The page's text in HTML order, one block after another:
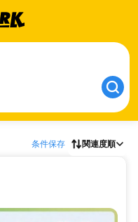
条件保存 関連度順